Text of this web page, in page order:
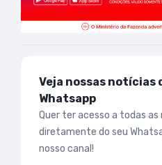
Veja nossas notícias
Whatsapp
Quer ter acesso a todas
diretamente do seu
nosso canal!